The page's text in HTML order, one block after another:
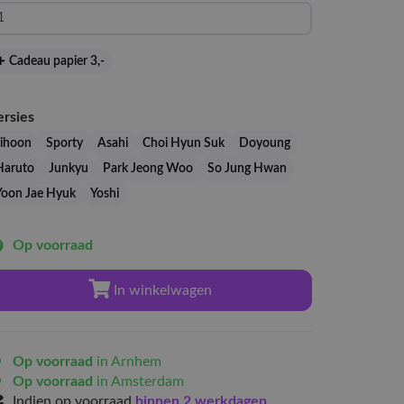
Cadeau papier 3,-
Sporty Asahi Choi Hyun Suk
Doyoung
Junkyu Park Jeong Woo
So Jung Hwan
Jae Hyuk
Yoshi
Op voorraad
In winkelwagen
Op voorraad in Arnhem
Op voorraad in Amsterdam